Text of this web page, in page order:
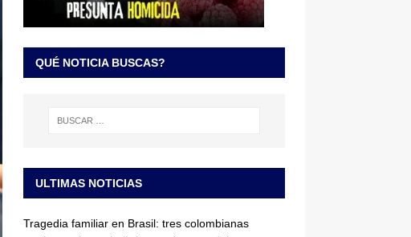
QUÉ NOTICIA BUSCAS?
ULTIMAS NOTICIAS
Tragedia familiar en Brasil: tres colombianas